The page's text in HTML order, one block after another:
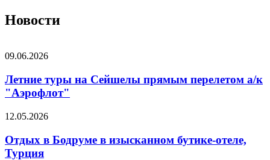
Новости
09.06.2026
Летние туры на Сейшелы прямым перелетом а/к
"Аэрофлот"
12.05.2026
Отдых в Бодруме в изысканном бутике-отеле,
Турция